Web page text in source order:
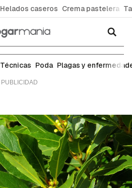
Helados caseros Crema pastelera
Técnicas Poda Plagas y